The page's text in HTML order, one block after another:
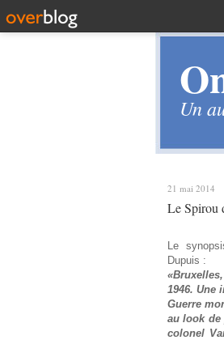
Un
21 mai 2014
Le Spirou
Le
Dupuis :
«Bruxelles,
1946. Une
Guerre
au look de
colonel